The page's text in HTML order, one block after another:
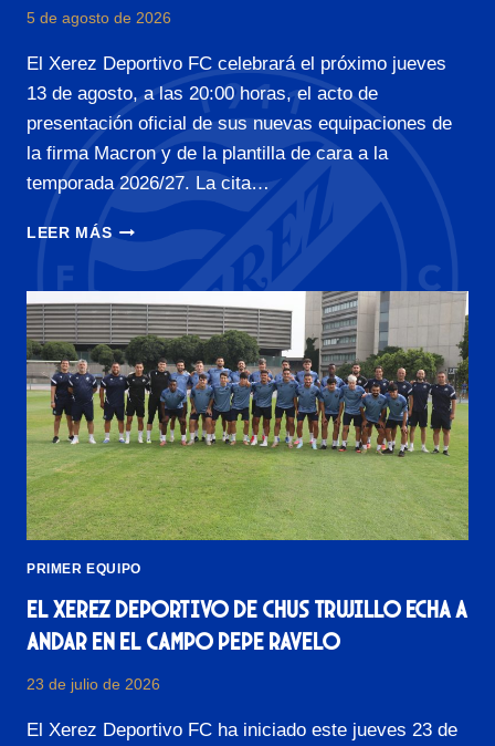
S
N
T
A
U
N
A
E
Q
P
A
C
I
Ó
N
I
N
S
P
I
A
D
A
E
L
F
5 de agosto de 2026
El Xerez Deportivo FC celebrará el próximo jueves
13 de agosto, a las 20:00 horas, el acto de
presentación oficial de sus nuevas equipaciones de
la firma Macron y de la plantilla de cara a la
temporada 2026/27. La cita…
LEER MÁSE
X
R
E
Z
D
E
P
O
R
T
I
O
F
C
P
E
E
PRIMER EQUIPO
El Xerez Deportivo de Chus Trujillo echa a
andar en el Campo Pepe Ravelo
23 de julio de 2026
El Xerez Deportivo FC ha iniciado este jueves 23 de